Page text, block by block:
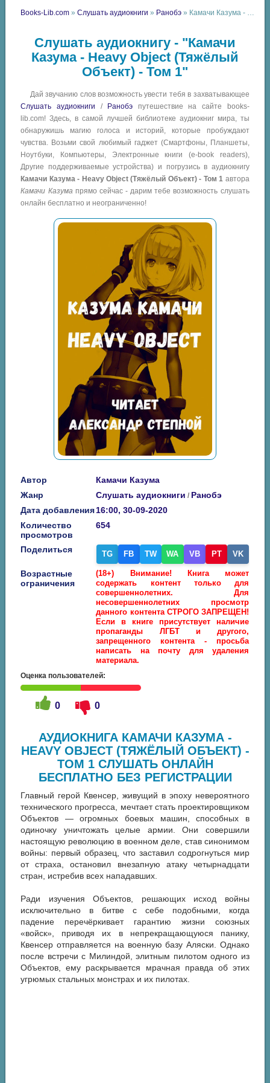
Books-Lib.com »Слушать аудиокниги » Ранобэ » Камачи Казума - Heavy Object (Тяжёлый Объект) - Том 1
Слушать аудиокнигу - "Камачи
Казума - Heavy Object (Тяжёлый
Объект) - Том 1"
Дай звучанию слов возможность увести тебя в захватывающее
Слушать аудиокниги / Ранобэ путешествие на сайте books-
lib.com! Здесь, в самой лучшей библиотеке аудиокниг мира, ты
обнаружишь магию голоса и историй, которые пробуждают
чувства. Возьми свой любимый гаджет (Смартфоны, Планшеты,
Ноутбуки, Компьютеры, Электронные книги (e-book readers),
Другие поддерживаемые устройства) и погрузись в аудиокнигу
Камачи Казума - Heavy Object (Тяжёлый Объект) - Том 1 автора
Камачи Казума прямо сейчас - дарим тебе возможность слушать
онлайн бесплатно и неограниченно!
Автор
Камачи Казума
Жанр
Слушать аудиокниги / Ранобэ
Дата добавления16:00, 30-09-2020
Количество
просмотров
654
Поделиться TG FB TW WA VB PT VK
Возрастные
ограничения
(18+) Внимание! Книга может
содержать контент только для
совершеннолетних. Для
несовершеннолетних просмотр
данного контента СТРОГО ЗАПРЕЩЕН!
Если в книге присутствует наличие
пропаганды ЛГБТ и другого,
запрещенного контента - просьба
написать на почту для удаления
материала.
Оценка пользователей:
0 0
АУДИОКНИГА КАМАЧИ КАЗУМА -
HEAVY OBJECT (ТЯЖЁЛЫЙ ОБЪЕКТ) -
ТОМ 1 СЛУШАТЬ ОНЛАЙН
БЕСПЛАТНО БЕЗ РЕГИСТРАЦИИ
Главный герой Квенсер, живущий в эпоху невероятного
технического прогресса, мечтает стать проектировщиком
Объектов — огромных боевых машин, способных в
одиночку уничтожать целые армии. Они совершили
настоящую революцию в военном деле, став синонимом
войны: первый образец, что заставил содрогнуться мир
от страха, остановил внезапную атаку четырнадцати
стран, истребив всех нападавших.
Ради изучения Объектов, решающих исход войны
исключительно в битве с себе подобными, когда
падение перечёркивает гарантию жизни союзных
«войск», приводя их в непрекращающуюся панику,
Квенсер отправляется на военную базу Аляски. Однако
после встречи с Милиндой, элитным пилотом одного из
Объектов, ему раскрывается мрачная правда об этих
угрюмых стальных монстрах и их пилотах.